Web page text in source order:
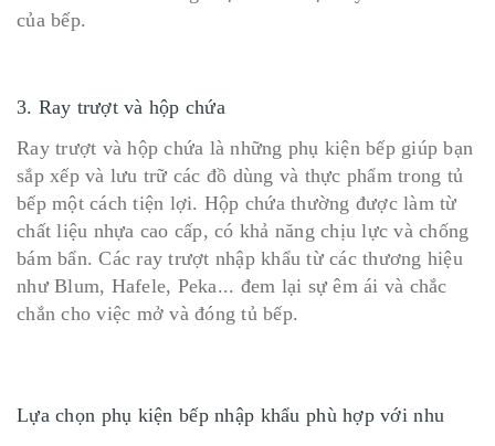
của bếp.
3. Ray trượt và hộp chứa
Ray trượt và hộp chứa là những phụ kiện bếp giúp bạn
sắp xếp và lưu trữ các đồ dùng và thực phẩm trong tủ
bếp một cách tiện lợi. Hộp chứa thường được làm từ
chất liệu nhựa cao cấp, có khả năng chịu lực và chống
bám bẩn. Các ray trượt nhập khẩu từ các thương hiệu
như Blum, Hafele, Peka... đem lại sự êm ái và chắc
chắn cho việc mở và đóng tủ bếp.
Lựa chọn phụ kiện bếp nhập khẩu phù hợp với nhu